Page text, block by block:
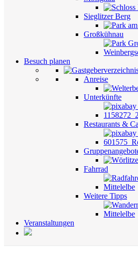
Sieglitzer Berg
Großkühnau
Besuch planen
Anreise
Unterkünfte
Restaurants &
Fahrrad
Weitere Tipps
Veranstaltungen